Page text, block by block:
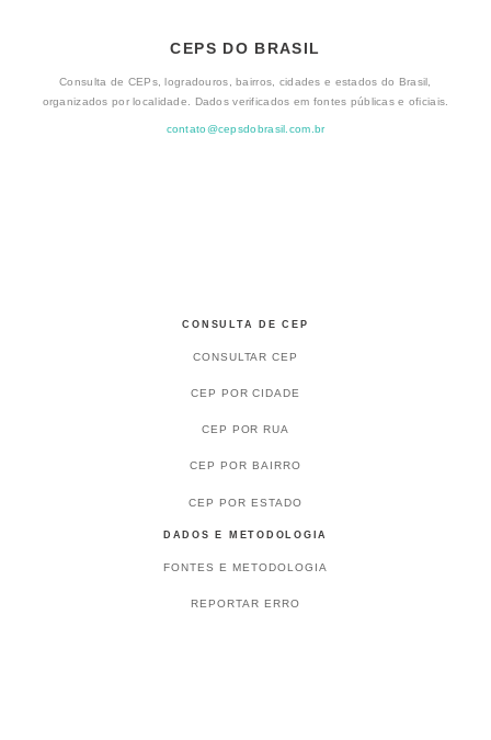
CEPS DO BRASIL
Consulta de CEPs, logradouros, bairros, cidades e estados do Brasil,
organizados por localidade. Dados verificados em fontes públicas e oficiais.
contato@cepsdobrasil.com.br
CONSULTA DE CEP
CONSULTAR CEP
CEP POR CIDADE
CEP POR RUA
CEP POR BAIRRO
CEP POR ESTADO
DADOS E METODOLOGIA
FONTES E METODOLOGIA
REPORTAR ERRO